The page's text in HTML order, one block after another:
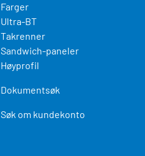
Farger
Ultra-BT
Takrenner
Sandwich-paneler
Høyprofil
Dokumentsøk
Søk om kundekonto